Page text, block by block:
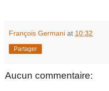
François Germani at 10:32
Partager
Aucun commentaire: